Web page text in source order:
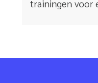
trainingen voor